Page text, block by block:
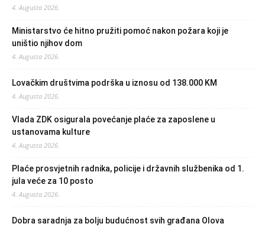
4. Augusta 2026.
Ministarstvo će hitno pružiti pomoć nakon požara koji je
uništio njihov dom
4. Augusta 2026.
Lovačkim društvima podrška u iznosu od 138.000 KM
4. Augusta 2026.
Vlada ZDK osigurala povećanje plaće za zaposlene u
ustanovama kulture
4. Augusta 2026.
Plaće prosvjetnih radnika, policije i državnih službenika od 1.
jula veće za 10 posto
4. Augusta 2026.
Dobra saradnja za bolju budućnost svih građana Olova